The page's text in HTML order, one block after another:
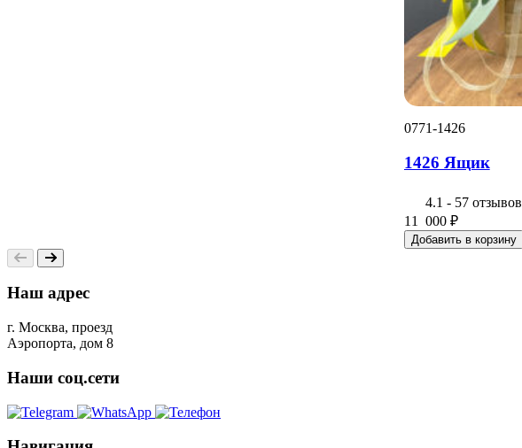
0771-1426
1426 Ящик
4.1 - 57 отзывов
11 000 ₽
Добавить в корзину
Наш адрес
г. Москва, проезд
Аэропорта, дом 8
Наши соц.сети